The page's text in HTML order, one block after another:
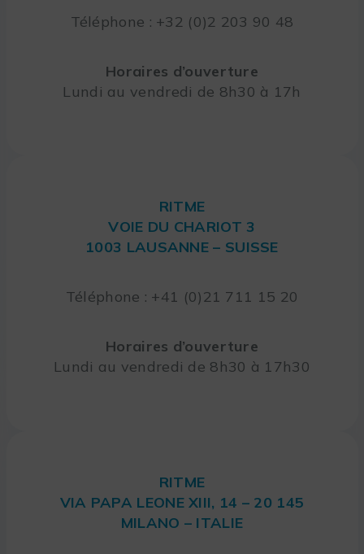
Téléphone : +32 (0)2 203 90 48
Horaires d’ouverture
Lundi au vendredi de 8h30 à 17h
RITME
VOIE DU CHARIOT 3
1003 LAUSANNE – SUISSE
Téléphone : +41 (0)21 711 15 20
Horaires d’ouverture
Lundi au vendredi de 8h30 à 17h30
RITME
VIA PAPA LEONE XIII, 14 – 20 145
MILANO – ITALIE